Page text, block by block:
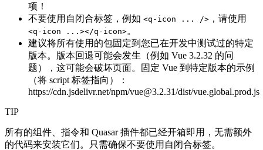
项！
不要使用自闭合标签，例如 <q-icon ... /> ，请使用
<q-icon ...></q-icon>。
建议将所有使用的包固定到您已在开发中测试过的特定
版本。版本回退可能会发生（例如 Vue 3.2.32 的问
题），这可能会破坏页面。固定 Vue 到特定版本的示例
（将 script 标签指向）：
https://cdn.jsdelivr.net/npm/vue@3.2.31/dist/vue.global.prod.js
TIP
所有的组件、指令和 Quasar 插件都已经开箱即用，无需额外
的代码来安装它们。只需确保不要使用自闭合标签。